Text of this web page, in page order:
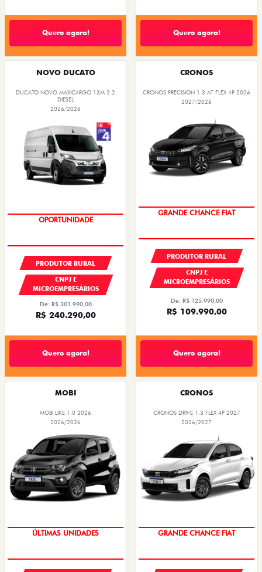
Quero agora! Quero agora!
NOVO DUCATO
DUCATO NOVO MAXICARGO 13M 2.2
DIESEL
2026/2026
PRODUTOR RURAL
CNPJ E
MICROEMPRESÁRIOS
De: R$ 301.990,00
R$ 240.290,00
Quero agora!
CRONOS
CRONOS PRECISION 1.3 AT FLEX 4P 2026
2027/2026
PRODUTOR RURAL
CNPJ E
MICROEMPRESÁRIOS
De: R$ 125.990,00
R$ 109.990,00
Quero agora!
MOBI
MOBI LIKE 1.0 2026
2026/2026
CRONOS
CRONOS DRIVE 1.3 FLEX 4P 2027
2026/2027